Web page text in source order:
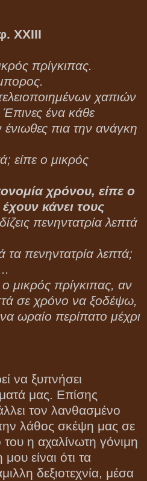
ΧΧΙΙΙ
πρίγκιπας.
χαπιών
ένα κάθε
πια την ανάγκη
είπε ο μικρός
χρόνου, είπε ο
κάνει τους
πενηντατρία λεπτά
τα πενηντατρία λεπτά;
μικρός πρίγκιπας, αν
σε χρόνο να ξοδέψω,
ωραίο περίπατο μέχρι
να ξυπνήσει
μας. Επίσης
τον λανθασμένο
λάθος σκέψη μας σε
η αχαλίνωτη γόνιμη
είναι ότι τα
δεξιοτεχνία, μέσα